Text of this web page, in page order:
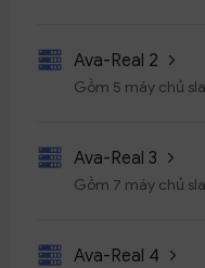
Ava-Real 2
Gồm 5 máy chủ
Ava-Real 3
Gồm 7 máy chủ
Ava-Real 4